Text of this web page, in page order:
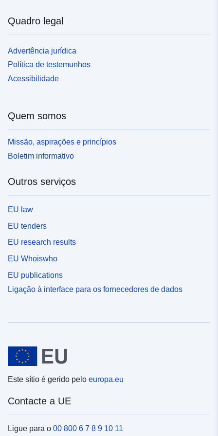
a probabilidade de ocorrência do fenómeno perigoso e o
seu grau de intensidade. Todas as zonas de perigo
protegidas por estruturas de proteção devem estar
representadas (eventualmente de uma forma
específica), uma vez que são sempre consideradas
de uma síntese utilizando múltiplas fontes de dados de
perigo calculados, modelizados ou observados. Estes
dados de origem não são abrangidos por esta classe de
objetos, mas por outra norma que trata do conhecimento
Quadro legal
Advertência jurídica
Política de testemunhos
Acessibilidade
Quem somos
Missão, aspirações e princípios
Boletim informativo
Outros serviços
EU law
EU tenders
EU research results
EU Whoiswho
EU publications
Ligação à interface para os fornecedores de dados
Este sítio é gerido pelo europa.eu
Contacte a UE
Ligue para o 00 800 6 7 8 9 10 11